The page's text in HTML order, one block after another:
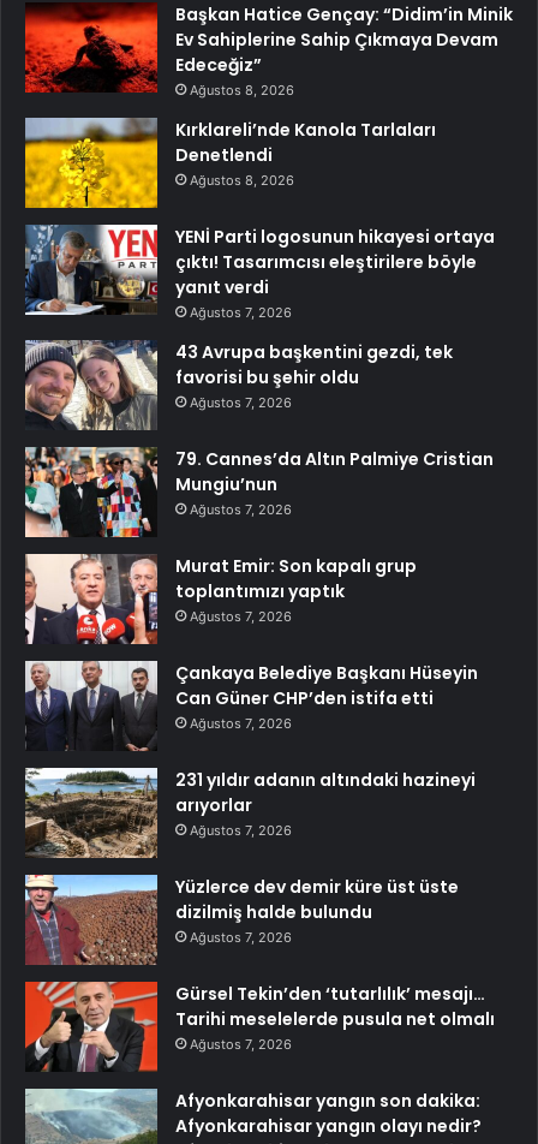
Başkan Hatice Gençay: “Didim’in Minik
Ev Sahiplerine Sahip Çıkmaya Devam
Edeceğiz”
Ağustos 8, 2026
Kırklareli’nde Kanola Tarlaları
Denetlendi
Ağustos 8, 2026
YENİ Parti logosunun hikayesi ortaya
çıktı! Tasarımcısı eleştirilere böyle
yanıt verdi
Ağustos 7, 2026
43 Avrupa başkentini gezdi, tek
favorisi bu şehir oldu
Ağustos 7, 2026
79. Cannes’da Altın Palmiye Cristian
Mungiu’nun
Ağustos 7, 2026
Murat Emir: Son kapalı grup
toplantımızı yaptık
Ağustos 7, 2026
Çankaya Belediye Başkanı Hüseyin
Can Güner CHP’den istifa etti
Ağustos 7, 2026
231 yıldır adanın altındaki hazineyi
arıyorlar
Ağustos 7, 2026
Yüzlerce dev demir küre üst üste
dizilmiş halde bulundu
Ağustos 7, 2026
Gürsel Tekin’den ‘tutarlılık’ mesajı…
Tarihi meselelerde pusula net olmalı
Ağustos 7, 2026
Afyonkarahisar yangın son dakika:
Afyonkarahisar yangın olayı nedir?